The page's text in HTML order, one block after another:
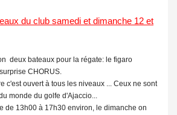
du club samedi et dimanche 12 et
deux bateaux pour la régate: le figaro
CHORUS.
c'est ouvert à tous les niveaux ... Ceux ne sont
monde du golfe d'Ajaccio...
de 13h00 à 17h30 environ, le dimanche on